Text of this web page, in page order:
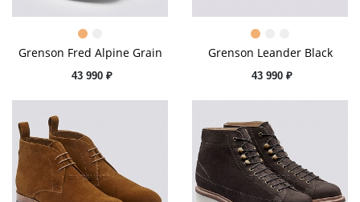
Grenson Fred Alpine Grain
43 990 ₽
Grenson Leander Black
43 990 ₽